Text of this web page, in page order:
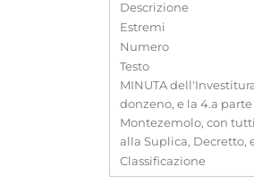
Descrizione
Estremi
Numero
Testo
MINUTA
donzeno, e la 4.a
Montezemolo, con
alla Suplica, Decretto,
Classificazione